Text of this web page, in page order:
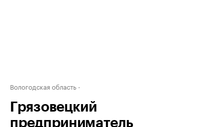
Вологодская область
Грязовецкий
предприниматель